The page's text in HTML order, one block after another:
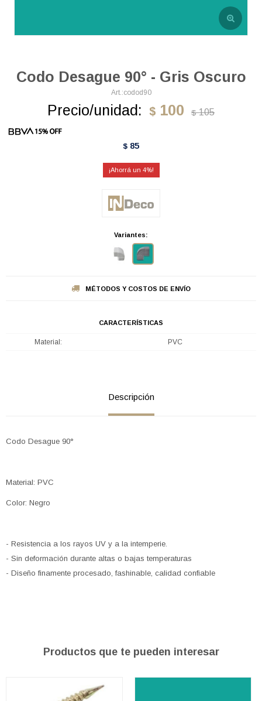
Codo Desague 90° - Gris Oscuro
codod90
Precio/unidad: $ 100 $ 105
$ 85
4
Variantes:
MÉTODOS Y COSTOS DE ENVÍO
CARACTERÍSTICAS
Material PVC
Descripción
Codo Desague 90°
Material: PVC
Color: Negro
- Resistencia a los rayos UV y a la intemperie.
- Sin deformación durante altas o bajas temperaturas
- Diseño finamente procesado, fashinable, calidad confiable
Productos que te pueden interesar